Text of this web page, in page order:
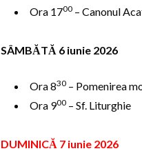
Ora 1700 – Canonul
SÂMBĂTĂ 6 iunie 2026
Ora 830 – Pomenirea
Ora 900 – Sf. Liturghie
DUMINICĂ 7 iunie 2026